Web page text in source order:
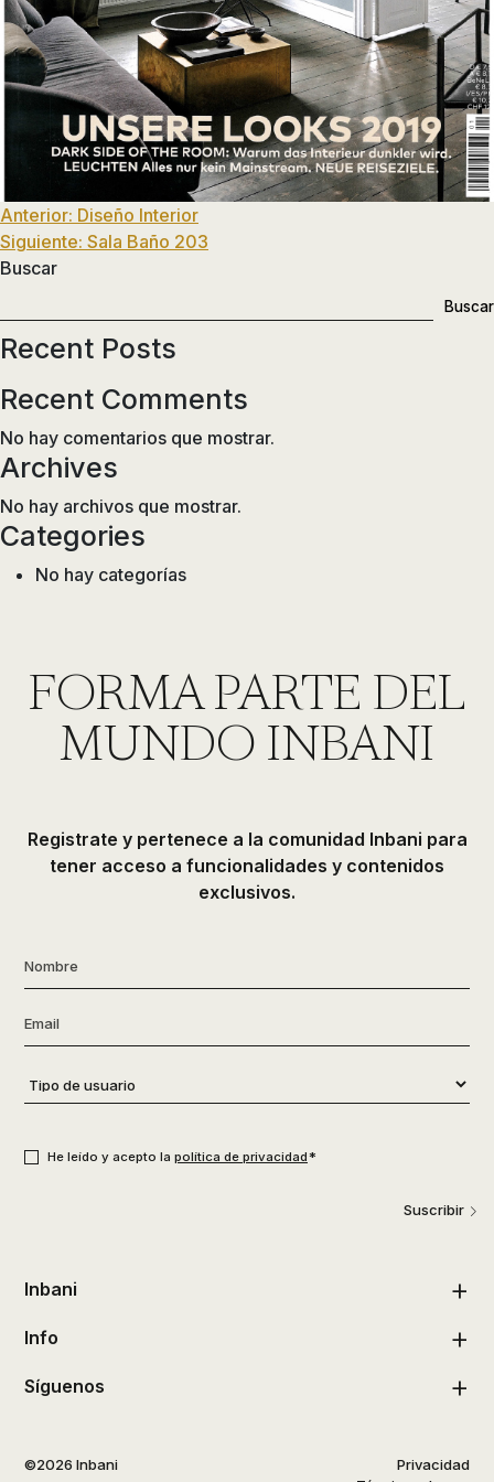
de
ducha,
accesorios…
Navegación
de
entradas
Anterior: Diseño Interior
Siguiente: Sala Baño 203
Buscar
Buscar
Recent Posts
Recent Comments
No hay comentarios que mostrar.
Archives
No hay archivos que mostrar.
Categories
No hay categorías
FORMA PARTE DEL
MUNDO INBANI
Registrate y pertenece a la comunidad Inbani para
tener acceso a funcionalidades y contenidos
exclusivos.
Nombre
Email
Tipo
de
He leído y acepto la política de privacidad*
Suscribir
Inbani
Info
Síguenos
©2026 Inbani
Privacidad